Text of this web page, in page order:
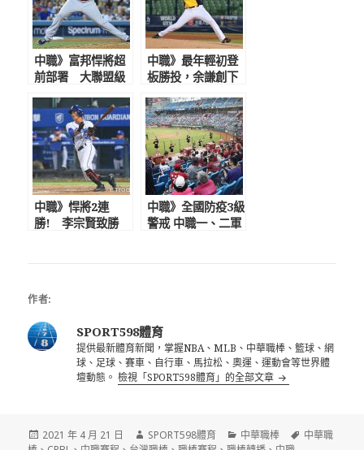
中職》富邦悍將超
前部署 大聯盟級
抵台完成隔離
中職》最年輕初登
板勝投，余謙創下
發機會 助總給80
分好評
中職》悍將2連
勝! 李宗賢致勝
中職》全國防疫3級
警戒 中職一、二軍
作者:
SPORT598體育
提供最新體育新聞，掌握NBA、MLB、中華職棒、籃球、網
球、足球、賽車、自行車、馬拉松、奧運、運動會等世界體
壇動態。檢視「SPORT598體育」的全部文章
發
2021 年 4 月 21 日
作
SPORT598體育
分
中華職棒
標
中華職